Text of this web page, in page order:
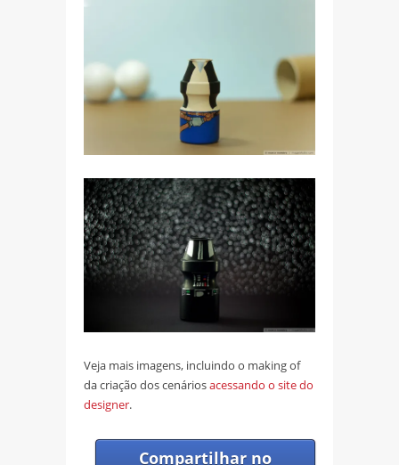
Veja mais imagens, incluindo o making of
da criação dos cenáriosacessando o site do
designer.
Compartilhar no